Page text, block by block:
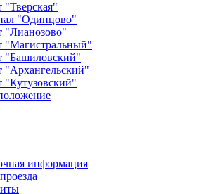
"Тверская"
"Одинцово"
"Лианозово"
"Магистральный"
"Башиловский"
"Архангельский"
"Кутузовский"
информация